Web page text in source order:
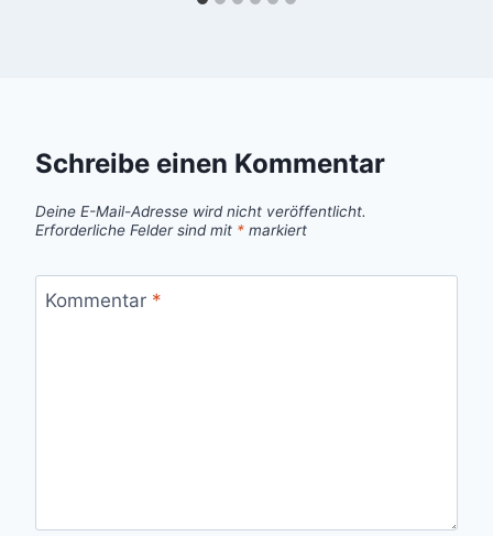
Schreibe einen Kommentar
Deine E-Mail-Adresse wird nicht veröffentlicht.
Erforderliche Felder sind mit * markiert
Kommentar *